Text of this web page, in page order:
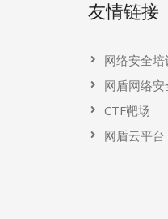
友情链接
网络安全培
网盾网络
CTF靶场
网盾云平台